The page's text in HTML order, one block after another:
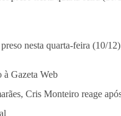
nesta quarta-feira (10/12)
Gazeta Web